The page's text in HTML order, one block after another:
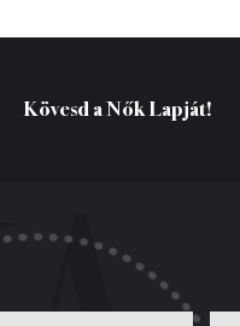
Kövesd a Nők Lapját!